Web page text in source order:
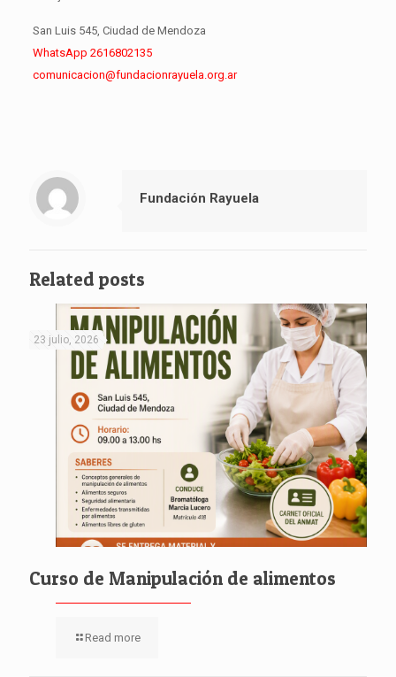
San Luis 545, Ciudad de Mendoza
WhatsApp 2616802135
comunicacion@fundacionrayuela.org.ar
Fundación Rayuela
Related posts
23 julio, 2026
Curso de Manipulación de alimentos
Read more